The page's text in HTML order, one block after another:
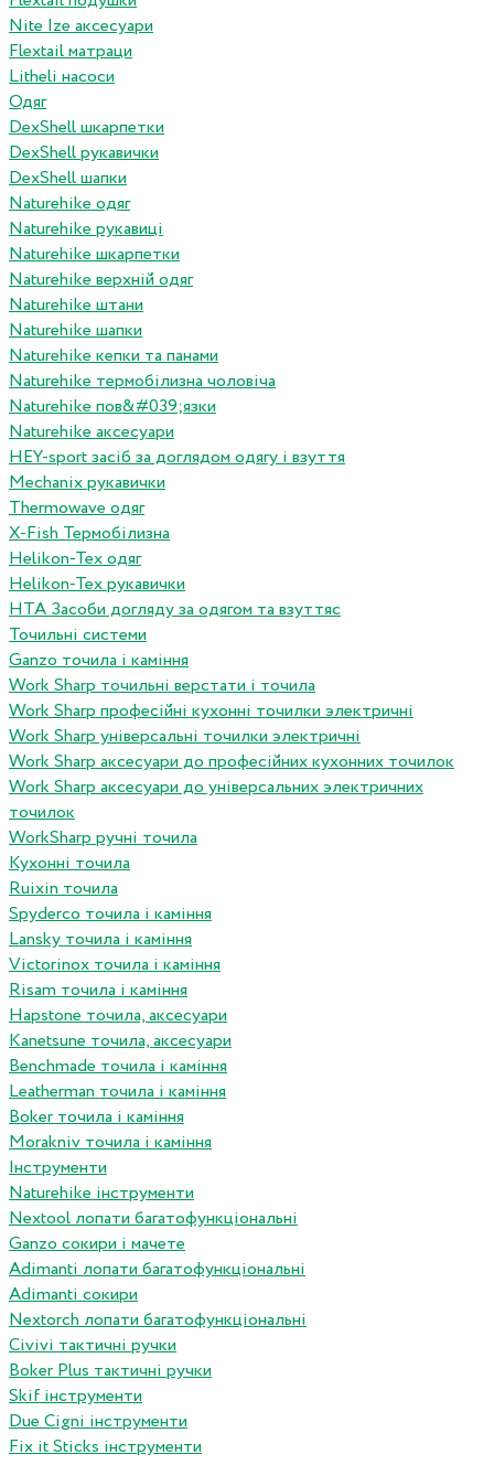
Nite Ize аксесуари
Flextail матраци
Litheli насоси
Одяг
DexShell шкарпетки
DexShell рукавички
DexShell шапки
Naturehike одяг
Naturehike рукавиці
Naturehike шкарпетки
Naturehike верхній одяг
Naturehike штани
Naturehike шапки
Naturehike кепки та панами
Naturehike термобілизна чоловіча
Naturehike пов&#039;язки
Naturehike аксесуари
HEY-sport засіб за доглядом одягу і взуття
Mechanix рукавички
Thermowave одяг
X-Fish Термобілизна
Helikon-Tex одяг
Helikon-Tex рукавички
HTA Засоби догляду за одягом та взуттяс
Точильні системи
Ganzo точила і каміння
Work Sharp точильні верстати і точила
Work Sharp професiйнi кухоннi точилки электричнi
Work Sharp унiверсальнi точилки электричнi
Work Sharp аксесуари до професiйних кухонних точилок
Work Sharp аксесуари до унiверсальних электричних
точилок
WorkSharp ручні точила
Кухонні точила
Ruixin точила
Spyderco точила і каміння
Lansky точила і каміння
Victorinox точила і каміння
Risam точила і каміння
Hapstone точила, аксесуари
Kanetsune точила, аксесуари
Benchmade точила і каміння
Leatherman точила і каміння
Boker точила і каміння
Morakniv точила і каміння
Інструменти
Naturehike інструменти
Nextool лопати багатофункціональні
Ganzo сокири і мачете
Adimanti лопати багатофункціональні
Adimanti сокири
Nextorch лопати багатофункціональні
Сivivi тактичні ручки
Boker Plus тактичні ручки
Skif інструменти
Due Cigni інструменти
Fix it Sticks інструменти